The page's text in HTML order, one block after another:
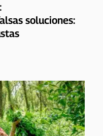
soluciones: